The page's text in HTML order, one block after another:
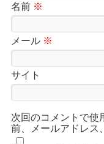
名前 ※
メール ※
サイト
次回のコメントで使
前、メールアドレス